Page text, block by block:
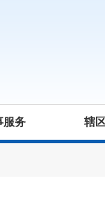
服务 辖